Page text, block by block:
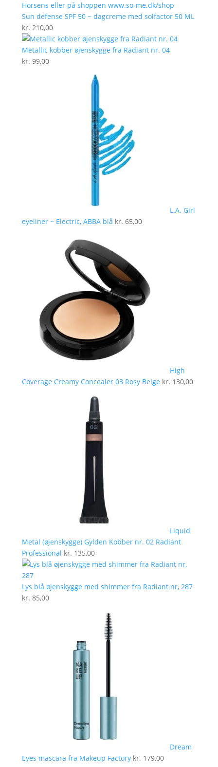
Sun defense SPF 50 ~ dagcreme med solfactor 50 ML
kr. 210,00
Metallic kobber øjenskygge fra Radiant nr. 04
kr. 99,00
L.A. Girl
eyeliner ~ Electric, ABBA blå kr. 65,00
High
Coverage Creamy Concealer 03 Rosy Beige kr. 130,00
Liquid
Metal (øjenskygge) Gylden Kobber nr. 02 Radiant
Professional kr. 135,00
Lys blå øjenskygge med shimmer fra Radiant nr, 287
kr. 85,00
Dream
Eyes mascara fra Makeup Factory kr. 179,00